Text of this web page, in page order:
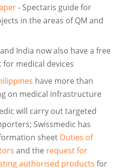
- Spectaris guide for
in the areas of QM and
India now also have a free
medical devices
have more than
on medical infrastructure
will carry out targeted
Swissmedic has
sheetDuties of
and the request for
authorised products for